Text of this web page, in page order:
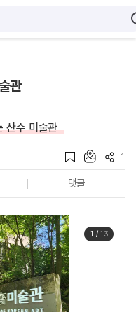
관
산수 미술관
1
댓글
1/ 13